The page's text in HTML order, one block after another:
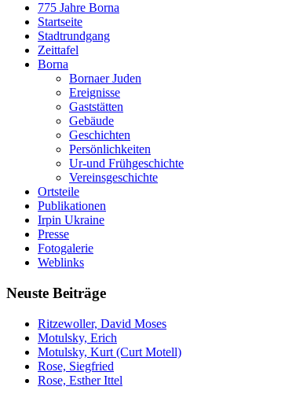
775 Jahre Borna
Startseite
Stadtrundgang
Zeittafel
Borna
Bornaer Juden
Ereignisse
Gaststätten
Gebäude
Geschichten
Persönlichkeiten
Ur-und Frühgeschichte
Vereinsgeschichte
Ortsteile
Publikationen
Irpin Ukraine
Presse
Fotogalerie
Weblinks
Neuste Beiträge
Ritzewoller, David Moses
Motulsky, Erich
Motulsky, Kurt (Curt Motell)
Rose, Siegfried
Rose, Esther Ittel